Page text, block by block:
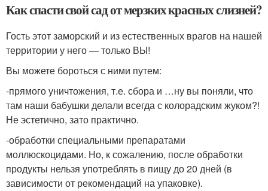
Как спасти свой сад от мерзких красных слизней?
Гость этот заморский и из естественных врагов на нашей
территории у него — только ВЫ!
Вы можете бороться с ними путем:
-прямого уничтожения, т.е. сбора и …ну вы поняли, что
там наши бабушки делали всегда с колорадским жуком?!
Не эстетично, зато практично.
-обработки специальными препаратами
моллюскоцидами. Но, к сожалению, после обработки
продукты нельзя употреблять в пищу до 20 дней (в
зависимости от рекомендаций на упаковке).